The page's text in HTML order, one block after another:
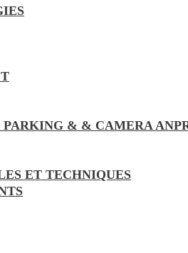
PARKING & & CAMERA
ET TECHNIQUES